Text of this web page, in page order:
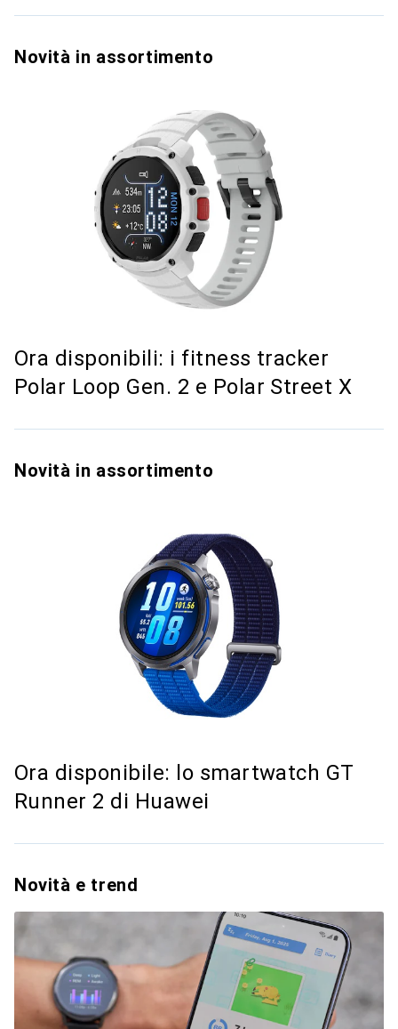
Novità in assortimento
Ora disponibili: i fitness tracker
Polar Loop Gen. 2 e Polar Street X
Novità in assortimento
Ora disponibile: lo smartwatch GT
Runner 2 di Huawei
Novità e trend